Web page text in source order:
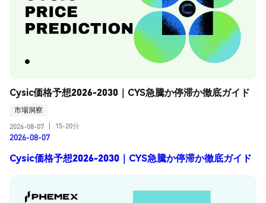
Cysic価格予想2026-2030｜CYS急騰か停滞か徹底ガイド
市場洞察
2026-08-07
15-20分
2026-08-07
Cysic価格予想2026-2030｜CYS急騰か停滞か徹底ガイド